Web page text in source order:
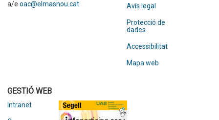
a/e oac@elmasnou.cat Avís legal
Protecció de
dades
Accessibilitat
Mapa web
GESTIÓ WEB
Intranet